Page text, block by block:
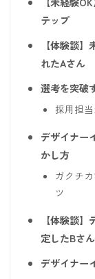
テップ
【体験談
れたAさん
選考を突破
採用担
デザイナー
かし方
ガクチ
ツ
【体験談
定したBさん
デザイナー